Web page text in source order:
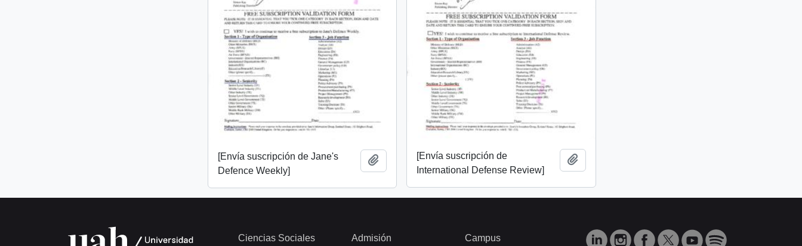
[Envía suscripción de Jane's
Defence Weekly]
Añadir al portapapeles
[Envía suscripción de
International Defense Review]
Añadir al portapapeles
Ciencias Sociales Admisión Campus